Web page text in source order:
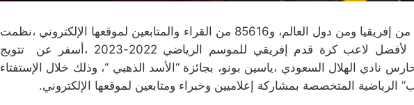
بمشاركة 44 إعلاميا وخبيرا من إفريقيا ومن دول العالم، و85616 من القراء والمتابعين لموقعها الإلكتروني ،نظمت
صحيفة “المنتخب” استفتاء لأفضل لاعب كرة قدم إفريقي للموسم الرياضي 2022-2023 ،أسفر عن تتويج
نادي الهلال السعودي ،ياسين بونو، بجائزة “الأسد الذهبي “، وذلك خلال الإستفتاء
الرياضية المتخصصة بمشاركة إعلاميين وخبراء ومتابعين لموقعها الإلكتروني.